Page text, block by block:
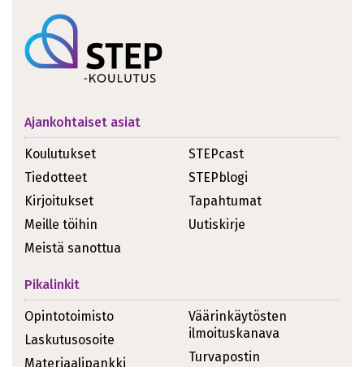
Ajankohtaiset asiat
Koulutukset
Tiedotteet
Kirjoitukset
Meille töihin
Meistä sanottua
STEPcast
STEPblogi
Tapahtumat
Uutiskirje
Pikalinkit
Opintotoimisto
Laskutusosoite
Materiaalipankki
Väärinkäytösten
ilmoituskanava
Turvapostin